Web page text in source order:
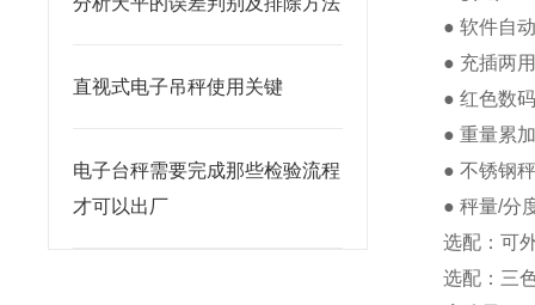
直视式电子吊秤使用关键
电子台秤需要完成那些检验流程
才可以出厂
● 软件自
● 充插两
● 红色数
● 重量累
● 不锈钢
● 秤量/分
选配：可
选配：三